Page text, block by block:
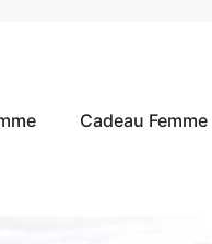
Cadeau Femme